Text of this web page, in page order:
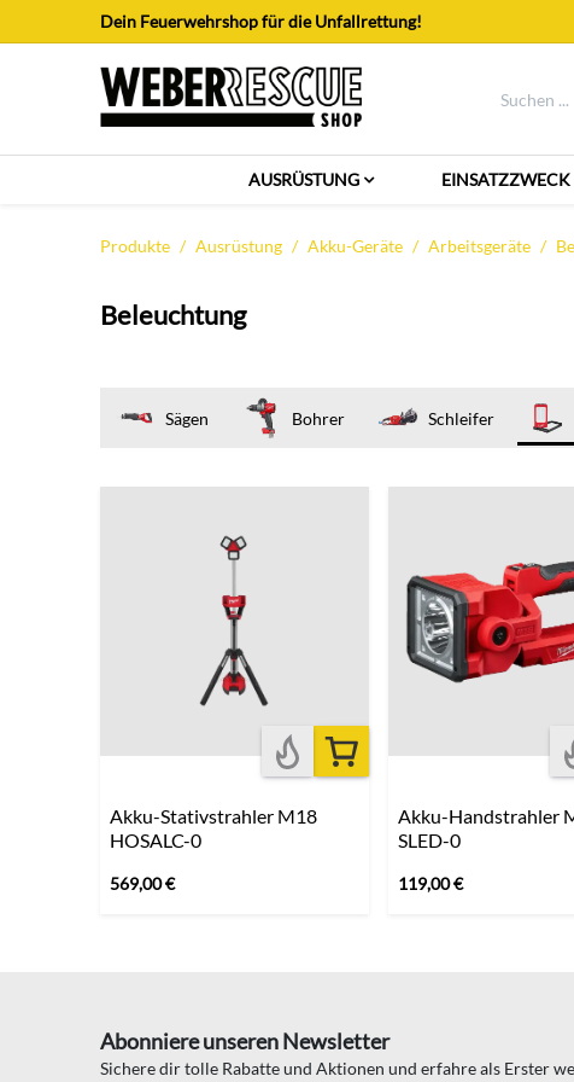
Zum Inhalt springenDein Feuerwehrshop für die Unfallrettung!
AUSRÜSTUNG EINSATZZWECK
Produkte Ausrüstung Akku-Geräte Arbeitsgeräte
Beleuchtung
Sägen Bohrer Schleifer
Akku-Stativstrahler M18
HOSALC-0
569,00€
Akku-Handstrahler
SLED-0
119,00€
Abonniere unseren Newsletter
Sichere dir tolle Rabatte und Aktionen und erfahre als Erster